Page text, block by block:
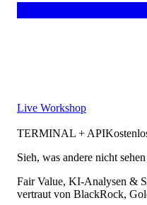
Live Workshop
TERMINAL + API
Sieh, was andere nicht sehen
Fair Value, KI-Analysen &
vertraut von BlackRock,